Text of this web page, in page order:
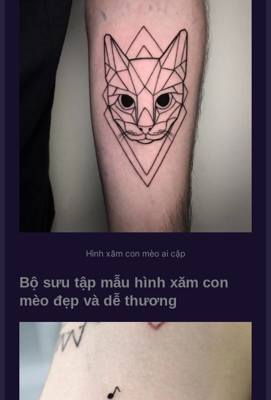
Hình xăm con mèo ai cập
Bộ sưu tập mẫu hình xăm con
mèo đẹp và dễ thương